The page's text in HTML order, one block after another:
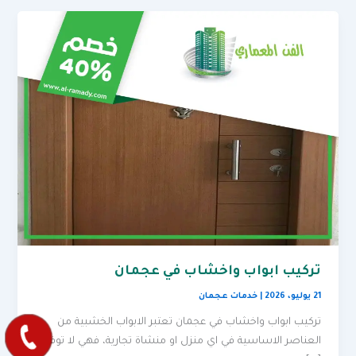
تركيب ابواب واخشاب في عجمان
21 يوليو، 2026 |خدمات عجمان
تركيب ابواب واخشاب في عجمان تعتبر الابواب الخشبية من
العناصر الاساسية في اي منزل او منشاة تجارية، فهي لا توفر